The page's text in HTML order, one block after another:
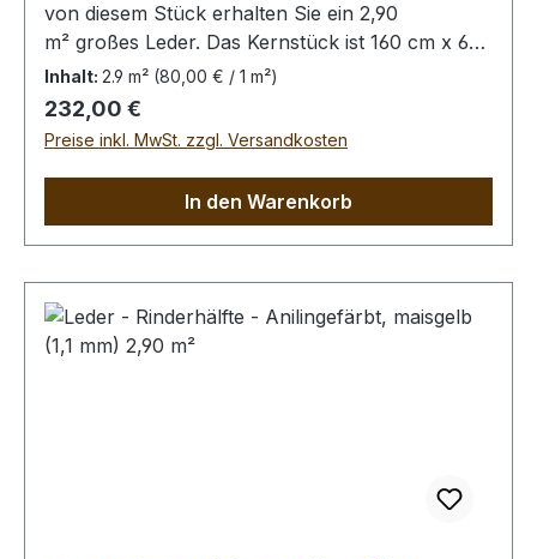
von diesem Stück erhalten Sie ein 2,90
m² großes Leder. Das Kernstück ist 160 cm x 65
cm groß (siehe Foto 2).
Inhalt: 2.9 m² (80,00 € / 1 m²)
Regulärer Preis:
232,00 €
Preise inkl. MwSt. zzgl. Versandkosten
In den Warenkorb